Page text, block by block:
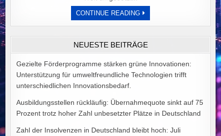
CONTINUE READINGDER
PREIS
POLITISCHER
VON
ALEX
NEUESTE BEITRÄGE
Gezielte Förderprogramme stärken grüne Innovationen:
Unterstützung für umweltfreundliche Technologien trifft
unterschiedlichen Innovationsbedarf.
Ausbildungsstellen rückläufig: Übernahmequote sinkt auf 75
Prozent trotz hoher Zahl unbesetzter Plätze in Deutschland
Zahl der Insolvenzen in Deutschland bleibt hoch: Juli